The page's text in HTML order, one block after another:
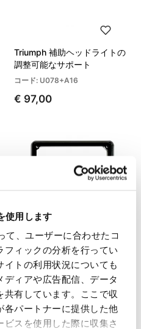
使用します
て、ユーザーに合わせたコ
フィックの分析を行ってい
イトの利用状況についても
ィアや広告配信、データ
有しています。ここで収
各パートナーに提供した他
スを使用した際に収集さ
Triumph 補助ヘッドライトの
調整可能なサポート
コード: U078+A16
€ 97,00
ナンバープレートフレーム
コード: U083
€ 6,00